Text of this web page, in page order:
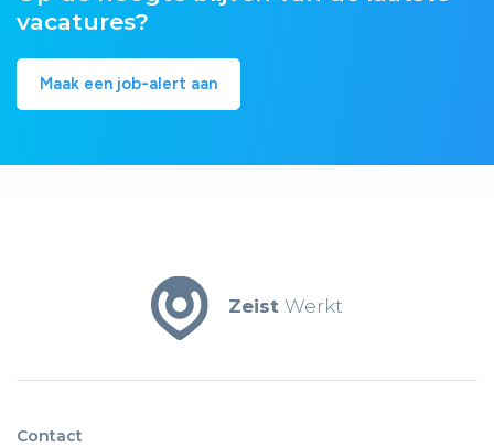
vacatures?
Maak een job-alert aan
Zeist Werkt
Contact